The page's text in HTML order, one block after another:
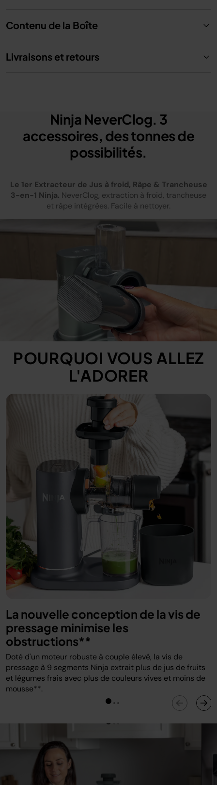
Contenu de la Boîte
Livraisons et retours
Ninja NeverClog. 3
accessoires, des tonnes de
possibilités.
Le 1er Extracteur de Jus à froid, Râpe & Trancheuse
3-en-1 Ninja. NeverClog, extraction à froid, trancheuse
et râpe intégrées. Facile à nettoyer.
POURQUOI VOUS ALLEZ
L'ADORER
La nouvelle conception de la vis de
pressage minimise les
obstructions**
Doté d'un moteur robuste à couple élevé, la vis de
pressage à 9 segments Ninja extrait plus de jus de fruits
et légumes frais avec plus de couleurs vives et moins de
mousse**.